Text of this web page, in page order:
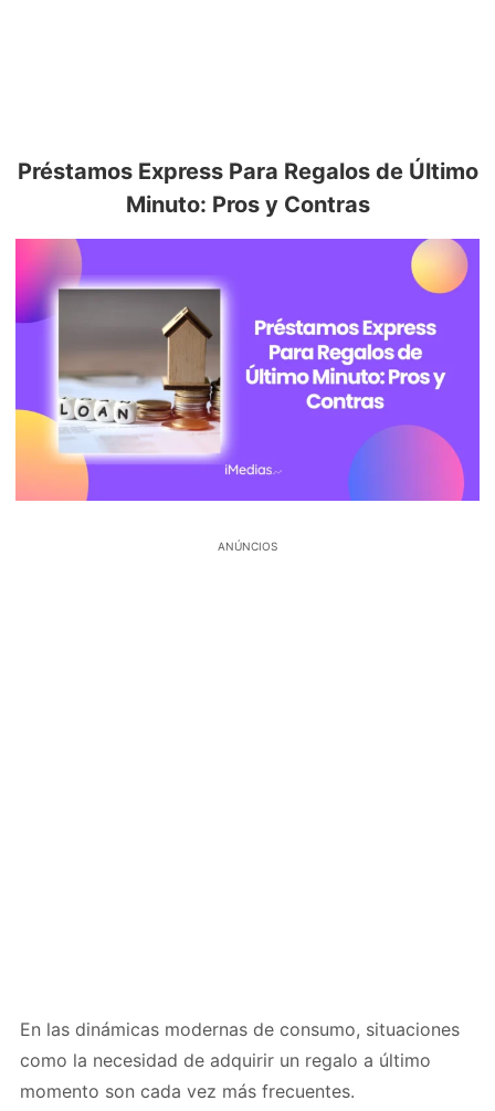
Préstamos Express Para Regalos de Último
Minuto: Pros y Contras
ANÚNCIOS
En las dinámicas modernas de consumo, situaciones
como la necesidad de adquirir un regalo a último
momento son cada vez más frecuentes.